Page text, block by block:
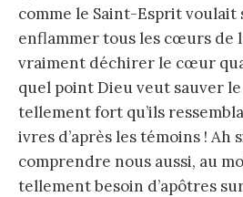
comme le Saint-Esprit voulait
enflammer tous les cœurs de
vraiment déchirer le cœur
quel point Dieu veut sauver
tellement fort qu’ils
ivres d’après les témoins ! Ah
comprendre nous aussi, au
tellement besoin d’apôtres